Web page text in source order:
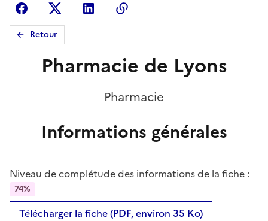
FacebookX (anciennement Twitter)
Linkedin
Retour
Pharmacie de Lyons
Pharmacie
Informations générales
Niveau de complétude des informations de la fiche :
74%
Télécharger la fiche (PDF, environ 35 Ko)